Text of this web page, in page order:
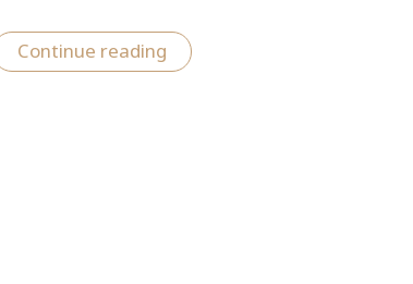
Continue reading“Μονή:
Tαξίδι